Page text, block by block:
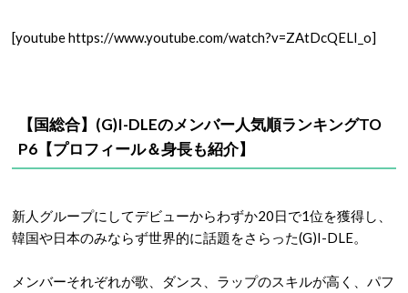
[youtube https://www.youtube.com/watch?v=ZAtDcQELI_o]
【国総合】(G)I-DLEのメンバー人気順ランキングTO
P6【プロフィール＆身長も紹介】
新人グループにしてデビューからわずか20日で1位を獲得し、
韓国や日本のみならず世界的に話題をさらった(G)I-DLE。
メンバーそれぞれが歌、ダンス、ラップのスキルが高く、パフ